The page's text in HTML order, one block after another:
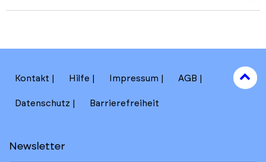
Kontakt Hilfe Impressum AGB
Datenschutz Barrierefreiheit
Newsletter
to
top